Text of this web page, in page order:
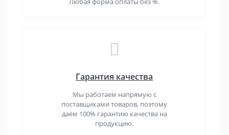
Гарантия качества
Мы работаем напрямую с
поставщиками товаров, поэтому
даём 100% гарантию качества на
продукцию.